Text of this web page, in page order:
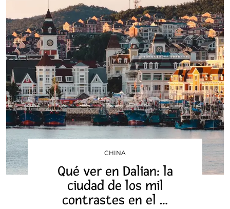
CHINA
Qué ver en Dalian: la
ciudad de los mil
contrastes en el …